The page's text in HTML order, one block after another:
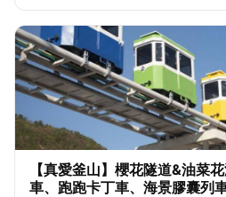
4、6/27、7/1、7/4、7/8、7/11、7/15
1、8/5、8/8、8/12
【真愛釜山】櫻花隧道&油菜
車、跑跑卡丁車、海景膠囊列